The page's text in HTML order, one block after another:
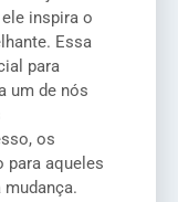
inspira o
Essa
para
um de nós
os
para aqueles